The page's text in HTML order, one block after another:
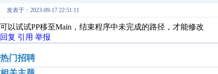
发表于：2023-09-17 22:51:11
可以试试PP移至Main，结束程序中未完成的路径，才能修改
回复 引用 举报
热门招聘